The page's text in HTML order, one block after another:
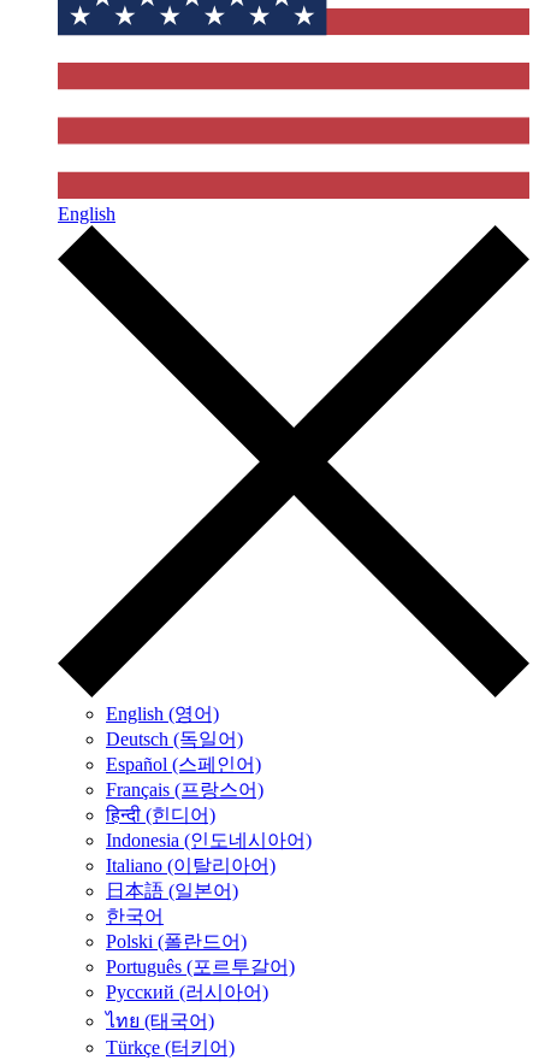
English
English (영어)
Deutsch (독일어)
Español (스페인어)
Français (프랑스어)
हिन्दी (힌디어)
Indonesia (인도네시아어)
Italiano (이탈리아어)
日本語 (일본어)
한국어
Polski (폴란드어)
Português (포르투갈어)
Русский (러시아어)
ไทย (태국어)
Türkçe (터키어)